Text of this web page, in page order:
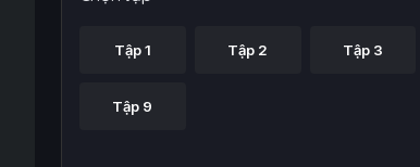
Tập 1 Tập 2 Tập 3
Tập 9